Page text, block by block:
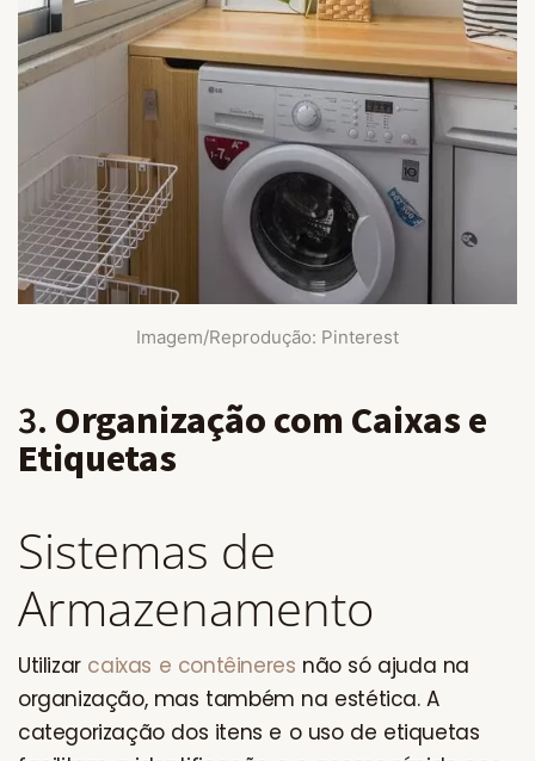
Imagem/Reprodução: Pinterest
3. Organização com Caixas e
Etiquetas
Sistemas de
Armazenamento
Utilizar caixas e contêineres não só ajuda na
organização, mas também na estética. A
categorização dos itens e o uso de etiquetas